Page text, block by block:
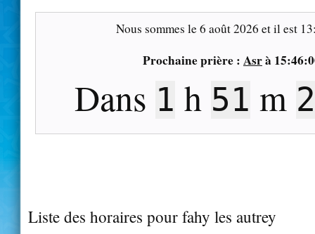
Nous sommes le6 août 2026 et il est
Prochaine prière : Asrà
Dans 1 h 51 m
Liste des horaires pour fahy les autrey